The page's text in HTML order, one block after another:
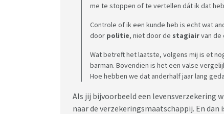
me te stoppen of te vertellen dát ik dat
Controle of ik een kunde heb is echt wat
door politie, niet door de stagiairvan de
Wat betreft het laatste, volgens mij is et
barman. Bovendien is het een valse
Hoe hebben we dat anderhalf jaar lang
Als jij bijvoorbeeld een levensverzekering
naar de verzekeringsmaatschappij. En